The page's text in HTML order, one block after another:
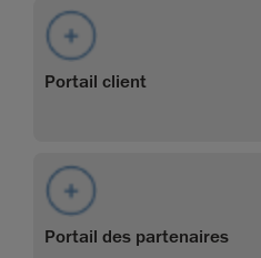
Portail client
Portail des partenaires